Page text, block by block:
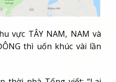
vực TÂY NAM, NAM và
thì uốn khúc vài lần